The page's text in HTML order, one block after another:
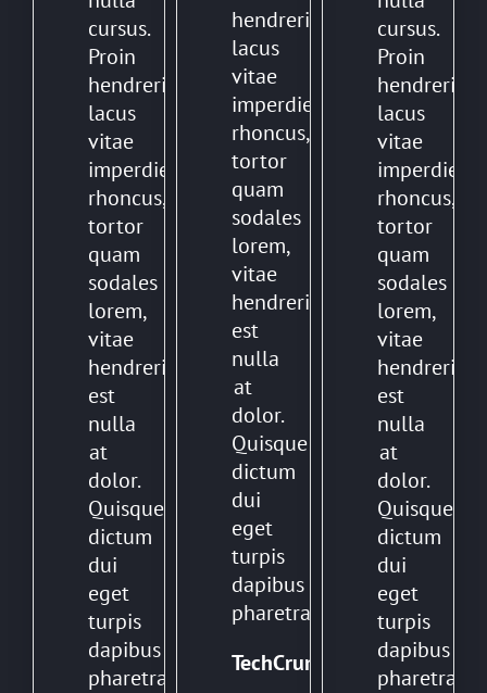
cursus.
Proin
hendrerit,
lacus
vitae
imperdiet
rhoncus,
tortor
quam
sodales
lorem,
vitae
hendrerit
est
nulla
at
dolor.
Quisque
dictum
dui
eget
turpis
dapibus
pharetra.
hendrerit,
lacus
vitae
imperdiet
rhoncus,
tortor
quam
sodales
lorem,
vitae
hendrerit
est
nulla
at
dolor.
Quisque
dictum
dui
eget
turpis
dapibus
pharetra.
TechCrunch
cursus.
Proin
hendrerit,
lacus
vitae
imperdiet
rhoncus,
tortor
quam
sodales
lorem,
vitae
hendrerit
est
nulla
at
dolor.
Quisque
dictum
dui
eget
turpis
dapibus
pharetra.